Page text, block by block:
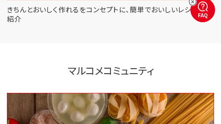
きちんとおいしく作れるをコンセプトに、 簡単でおいしいレシピをご
紹介
マルコメコミュニティ
FAQ